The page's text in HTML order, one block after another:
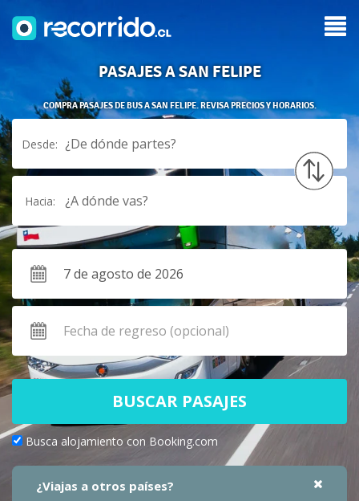
PASAJES A SAN FELIPE
COMPRA PASAJES DE BUS A SAN FELIPE. REVISA PRECIOS Y HORARIOS.
Desde: ¿De dónde partes?
Hacia: ¿A dónde vas?
BUSCAR PASAJES
Busca alojamiento con Booking.com
¿Viajas a otros países?